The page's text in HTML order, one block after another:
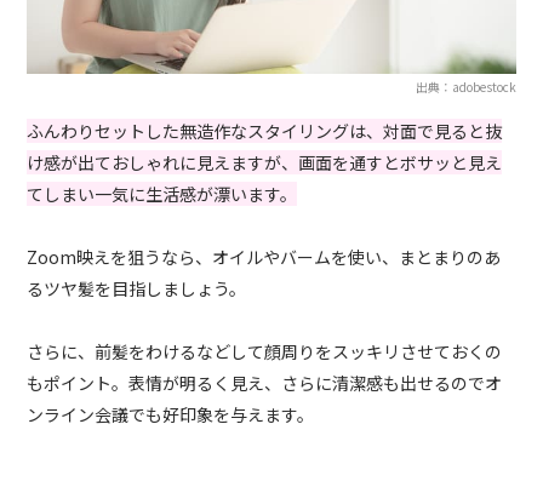
出典：adobestock
ふんわりセットした無造作なスタイリングは、対面で見ると抜
け感が出ておしゃれに見えますが、画面を通すとボサッと見え
てしまい一気に生活感が漂います。
Zoom映えを狙うなら、オイルやバームを使い、まとまりのあ
るツヤ髪を目指しましょう。
さらに、前髪をわけるなどして顔周りをスッキリさせておくの
もポイント。表情が明るく見え、さらに清潔感も出せるのでオ
ンライン会議でも好印象を与えます。